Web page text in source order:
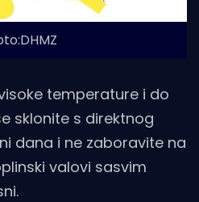
temperature i do
sklonite s direktnog
dana i ne zaboravite na
valovi sasvim